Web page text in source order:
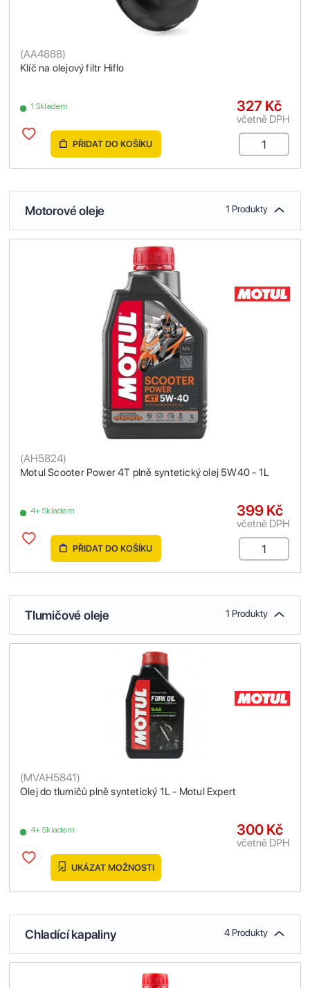
Klíč na olejový filtr Hiflo
(AA4888)
1 Skladem 327 Kč
včetně DPH
PŘIDAT DO KOŠÍKU
Motorové oleje 1 Produkty
Motul Scooter Power 4T plně syntetický olej 5W40 - 1L
(AH5824)
4+ Skladem 399 Kč
včetně DPH
PŘIDAT DO KOŠÍKU
Tlumičové oleje 1 Produkty
Olej do tlumičů plně syntetický 1L - Motul Expert
(MVAH5841)
4+ Skladem 300 Kč
včetně DPH
UKÁZAT MOŽNOSTI
Chladící kapaliny 4 Produkty